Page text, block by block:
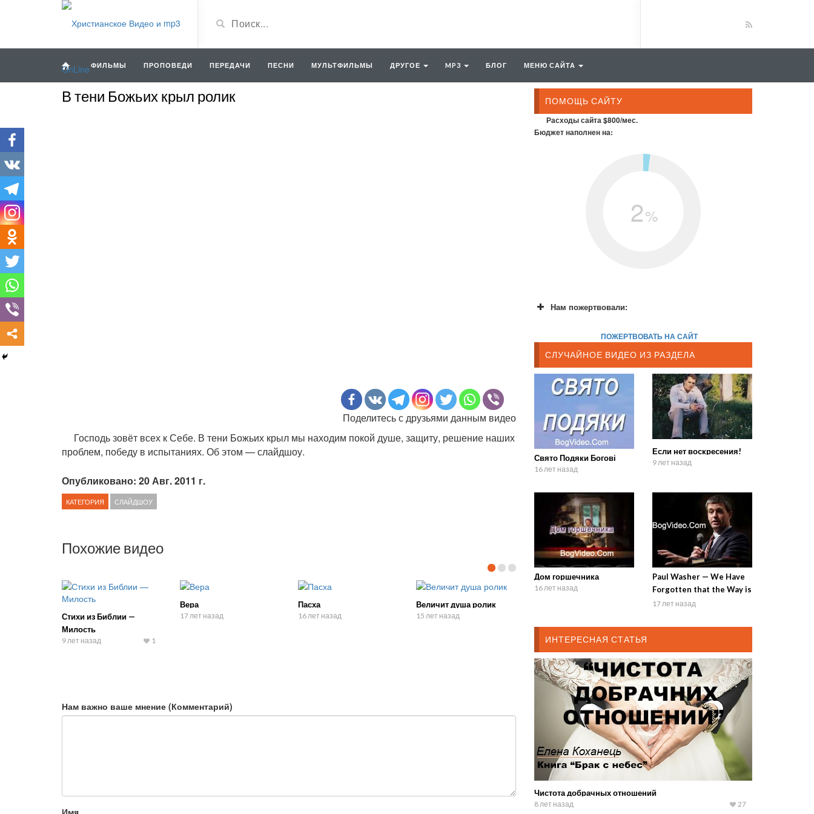
ФИЛЬМЫ ПРОПОВЕДИ ПЕРЕДАЧИ ПЕСНИ МУЛЬТФИЛЬМЫ ДРУГОЕ MP3 БЛОГ МЕНЮ САЙТА
В тени Божьих крыл ролик
Поделитесь с друзьями данным видео
Господь зовёт всех к Себе. В тени Божьих крыл мы находим покой душе, защиту, решение наших
проблем, победу в испытаниях. Об этом — слайдшоу.
Опубликовано: 20 Авг. 2011 г.
КАТЕГОРИЯ СЛАЙДШОУ
Похожие видео
Стихи из Библии —
Милость
9 лет назад 1
Вера
17 лет назад
Пасха
16 лет назад
Величит душа ролик
15 лет назад
Нам важно ваше мнение (Комментарий)
Имя
ПОМОЩЬ САЙТУ
Расходы сайта $800/мес.
Бюджет наполнен на:
2%
Нам пожертвовали:
ПОЖЕРТВОВАТЬ НА САЙТ
СЛУЧАЙНОЕ ВИДЕО ИЗ РАЗДЕЛА
Свято Подяки Богові
16 лет назад
Если нет воскресения!
9 лет назад
Дом горшечника
16 лет назад
Paul Washer — We Have
Forgotten that the Way is
Narrow
17 лет назад
ИНТЕРЕСНАЯ СТАТЬЯ
Чистота добрачных отношений
8 лет назад 27